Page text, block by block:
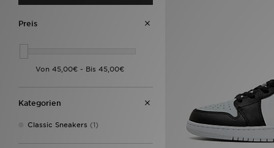
Preis
Kategorien
Classic Sneakers (1)